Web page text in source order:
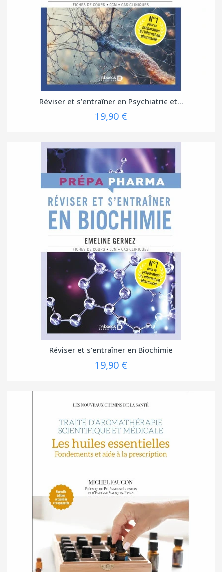
Réviser et s’entraîner en Psychiatrie et...
19,90 €
Réviser et s’entraîner en Biochimie
19,90 €